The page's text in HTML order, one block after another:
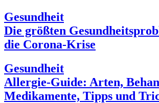
Gesundheit
Die größten
die Corona-Krise
Gesundheit
Allergie-Guide: Arten,
Medikamente, Tipps und